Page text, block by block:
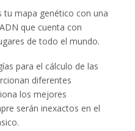
mapa genético con una
que cuenta con
de todo el mundo.
para el cálculo de las
diferentes
los mejores
serán inexactos en el